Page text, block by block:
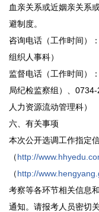
血亲关系或近姻亲关系
避制度。
咨询电话（工作时间）
组织人事科）
监督电话（工作时间）
局纪检监察组）、
人力资源流动管理科）
六、有关事项
本次公开选调工作指定
（http://
（http://
考察等各环节相关信息
通知。请报考人员密切